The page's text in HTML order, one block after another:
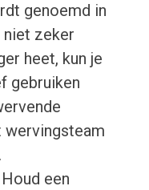
genoemd in
niet zeker
heet, kun je
gebruiken
wervingsteam
een